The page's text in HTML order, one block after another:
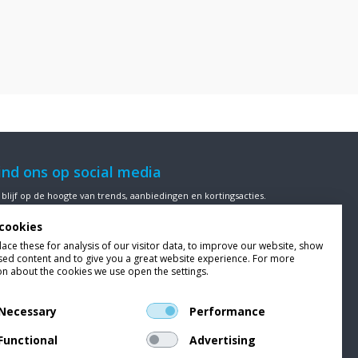
ons op social media
blijf op de hoogte van trends, aanbiedingen en kortingsacties.
klanten beoordelenVan Bellen Wind & Snowgemiddeld met
9,4 op basis van453beoordelingen.
these for analysis of our visitor data, to improve our website, show
content and to give you a great website experience. For more
about the cookies we use open the settings.
Performance
Advertising